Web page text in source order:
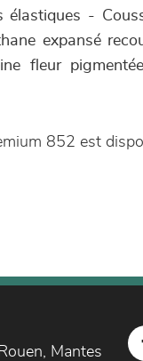
élastiques -
expansé
fleur
852 est
Mantes